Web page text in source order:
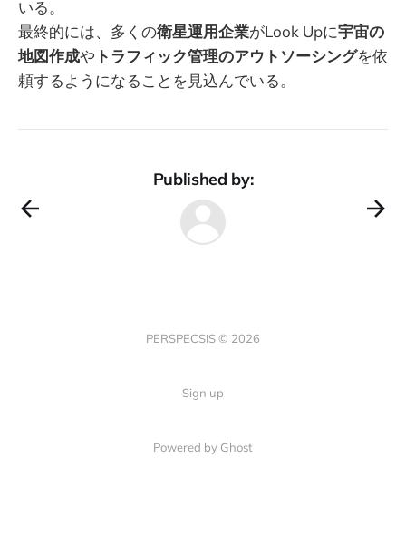
いる。
最終的には、多くの衛星運用企業がLook Upに宇宙の
地図作成や トラフィック管理のアウトソーシングを依
頼するようになることを見込んでいる。
Published by:
PERSPECSIS © 2026
Sign up
Powered by Ghost